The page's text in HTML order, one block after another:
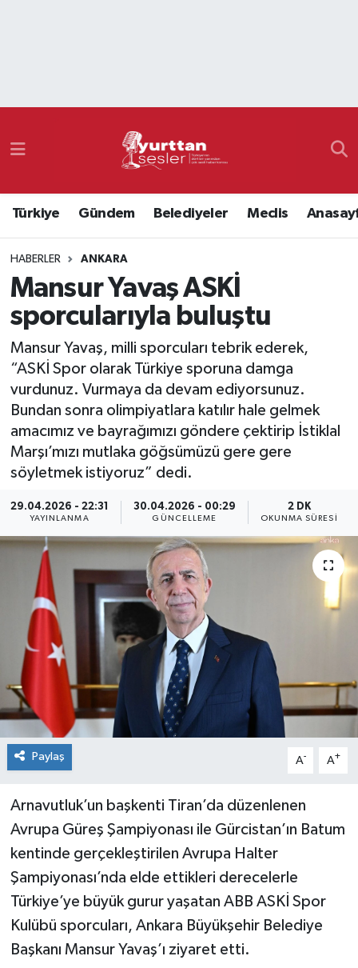
Türkiye Gündem Belediyeler Meclis
HABERLER ANKARA
Mansur Yavaş ASKİ
sporcularıyla buluştu
Mansur Yavaş, milli sporcuları tebrik ederek,
“ASKİ Spor olarak Türkiye sporuna damga
vurdunuz. Vurmaya da devam ediyorsunuz.
Bundan sonra olimpiyatlara katılır hale gelmek
amacımız ve bayrağımızı göndere çektirip İstiklal
Marşı’mızı mutlaka göğsümüzü gere gere
söyletmek istiyoruz” dedi.
29.04.2026 - 22:31
YAYINLANMA
30.04.2026 - 00:29
GÜNCELLEME
2 DK
OKUNMA SÜRESI
Paylaş A- A+
Arnavutluk’un başkenti Tiran’da düzenlenen
Avrupa Güreş Şampiyonası ile Gürcistan’ın Batum
kentinde gerçekleştirilen Avrupa Halter
Şampiyonası’nda elde ettikleri derecelerle
Türkiye’ye büyük gurur yaşatan ABB ASKİ Spor
Kulübü sporcuları, Ankara Büyükşehir Belediye
Başkanı Mansur Yavaş’ı ziyaret etti.
Namaz Vakitleri
Süper Lig Puan Durumu ve Fikstür
Tüm Manşetler
Son Dakika Haberleri
Haber Arşivi